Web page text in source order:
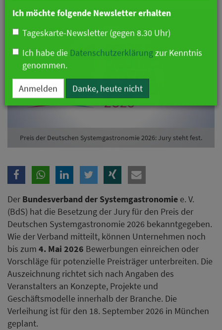
Preis der Deutschen Systemgastronomie 2026: Jury steht fest.
Der Bundesverband der Systemgastronomie e. V.
(BdS) hat die Besetzung der Jury für den Preis der
Deutschen Systemgastronomie 2026 bekanntgegeben.
Wie der Verband mitteilt, können Unternehmen noch
bis zum 4. Mai 2026 Bewerbungen einreichen oder
Vorschläge für potenzielle Preisträger unterbreiten. Die
Auszeichnung richtet sich nach Angaben des
Veranstalters an Konzepte, Projekte und
Geschäftsmodelle innerhalb der Branche. Die
Verleihung ist für den 18. September 2026 in München
geplant.
Ich möchte folgende Newsletter erhalten
Tageskarte-Newsletter (gegen 8.30 Uhr)
Ich habe die
Datenschutzerklärung
genommen.